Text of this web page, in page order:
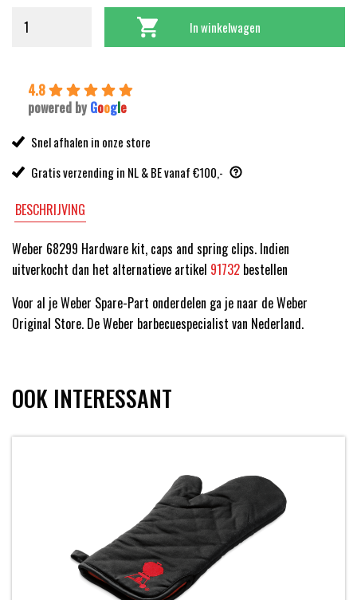
In winkelwagen
4.8
powered by Google
Snel afhalen in onze store
Gratis verzending in NL & BE vanaf €100,-
BESCHRIJVING
Weber 68299 Hardware kit, caps and spring clips. Indien
uitverkocht dan het alternatieve artikel 91732 bestellen
Voor al je Weber Spare-Part onderdelen ga je naar de Weber
Original Store. De Weber barbecuespecialist van Nederland.
OOK INTERESSANT